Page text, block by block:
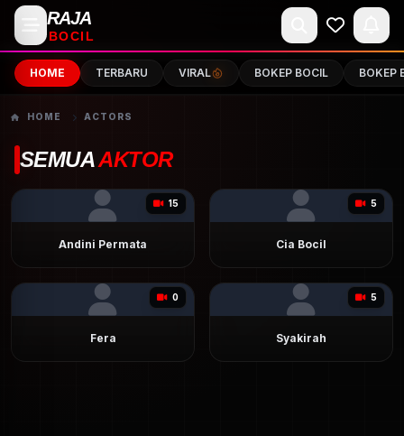
RAJA
BOCIL
HOME TERBARU VIRAL BOKEP BOCIL BOKEP
HOME ACTORS
SEMUAAKTOR
15
Andini Permata
5
Cia Bocil
0
Fera
5
Syakirah